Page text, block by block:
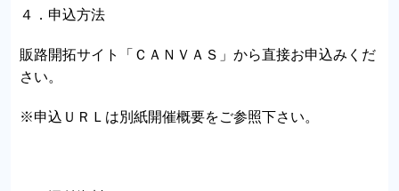
４．申込方法
販路開拓サイト「ＣＡＮＶＡＳ」から直接お申込みくだ
さい。
※申込ＵＲＬは別紙開催概要をご参照下さい。